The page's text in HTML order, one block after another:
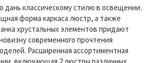
дань классическому стилю в освещении.
форма каркаса люстр, а также
хрустальных элементов придают
современного прочтения
Расширенная ассортиментная
включающая 2 люстры различных